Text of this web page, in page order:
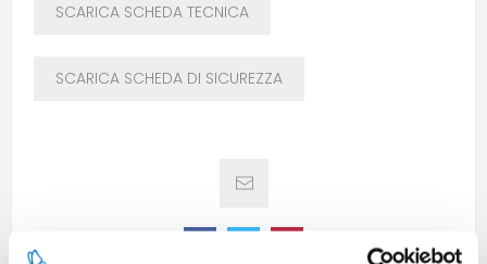
SCARICA SCHEDA TECNICA
SCARICA SCHEDA DI SICUREZZA